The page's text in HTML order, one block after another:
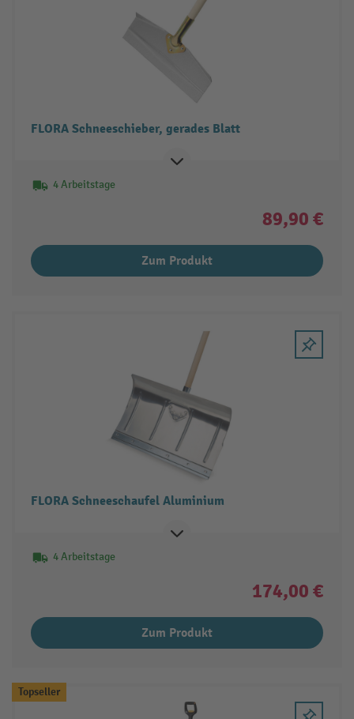
FLORA Schneeschieber, gerades Blatt
4 Arbeitstage
89,90 €
Zum Produkt
FLORA Schneeschaufel Aluminium
4 Arbeitstage
174,00 €
Zum Produkt
Topseller